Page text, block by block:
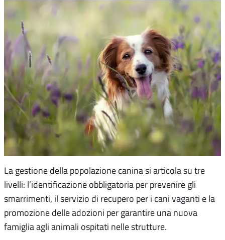
La gestione della popolazione canina si articola su tre
livelli: l’identificazione obbligatoria per prevenire gli
smarrimenti, il servizio di recupero per i cani vaganti e la
promozione delle adozioni per garantire una nuova
famiglia agli animali ospitati nelle strutture.